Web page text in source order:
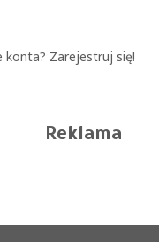
konta? Zarejestruj się!
Reklama